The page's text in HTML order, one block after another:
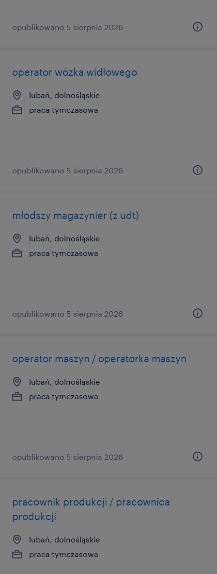
opublikowano 5 sierpnia 2026
operator wózka widłowego
lubań, dolnośląskie
praca tymczasowa
opublikowano 5 sierpnia 2026
młodszy magazynier (z udt)
lubań, dolnośląskie
praca tymczasowa
opublikowano 5 sierpnia 2026
operator maszyn / operatorka maszyn
lubań, dolnośląskie
praca tymczasowa
opublikowano 5 sierpnia 2026
pracownik produkcji / pracownica
produkcji
lubań, dolnośląskie
praca tymczasowa